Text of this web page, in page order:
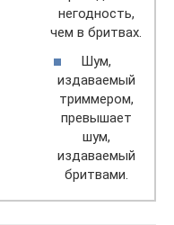
негодность,
чем в бритвах.
Шум,
издаваемый
триммером,
превышает
шум,
издаваемый
бритвами.